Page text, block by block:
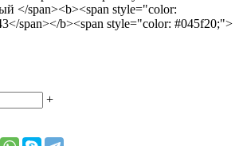
</span><b><span style="color:
span></b><span style="color: #045f20;">
+